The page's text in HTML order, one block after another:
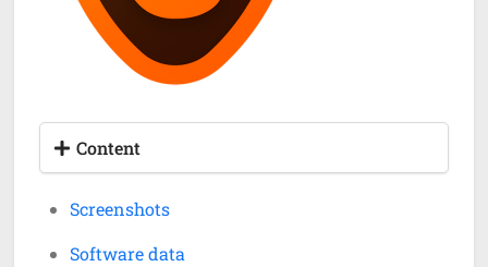
Content
Screenshots
Software data